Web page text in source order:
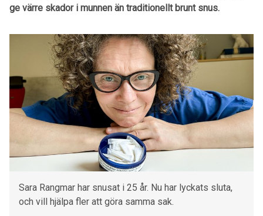
ge värre skador i munnen än traditionellt brunt snus.
Sara Rangmar har snusat i 25 år. Nu har lyckats sluta,
och vill hjälpa fler att göra samma sak.